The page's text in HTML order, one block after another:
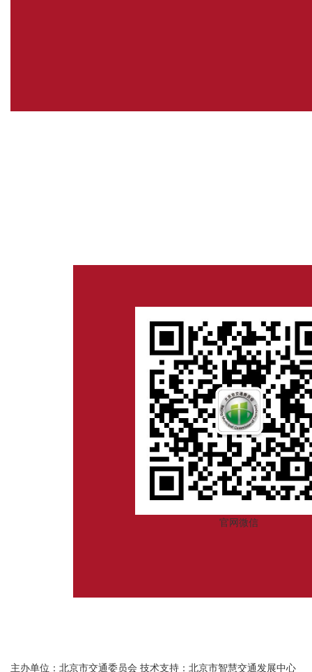
官网微信
主办单位：北京市交通委员会 技术支持：北京市智慧交通发展中心